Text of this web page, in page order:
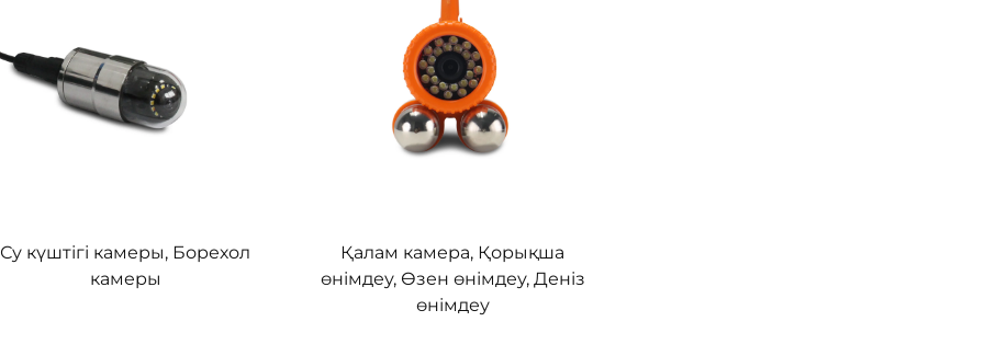
Су күштігі камеры, Борехол
камеры
Қалам камера, Қорықша
өнімдеу, Өзен өнімдеу, Деніз
өнімдеу